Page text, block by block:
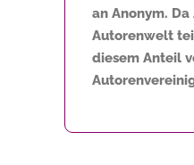
an Anonym.
Autorenwelt
diesem Anteil